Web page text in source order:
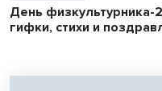
День физкультурника-
гифки, стихи и